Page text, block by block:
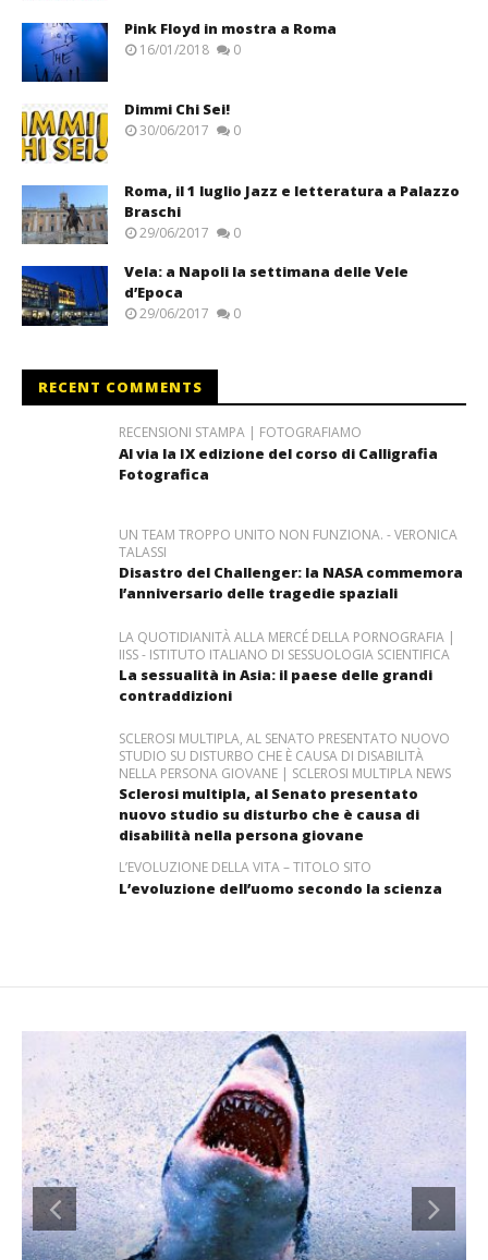
Pink Floyd in mostra a Roma
16/01/2018 0
Dimmi Chi Sei!
30/06/2017 0
Roma, il 1 luglio Jazz e letteratura a Palazzo
Braschi
29/06/2017 0
Vela: a Napoli la settimana delle Vele
d’Epoca
29/06/2017 0
RECENT COMMENTS
RECENSIONI STAMPA | FOTOGRAFIAMO
Al via la IX edizione del corso di Calligrafia
Fotografica
UN TEAM TROPPO UNITO NON FUNZIONA. - VERONICA
TALASSI
Disastro del Challenger: la NASA commemora
l’anniversario delle tragedie spaziali
LA QUOTIDIANITÀ ALLA MERCÉ DELLA PORNOGRAFIA |
IISS - ISTITUTO ITALIANO DI SESSUOLOGIA SCIENTIFICA
La sessualità in Asia: il paese delle grandi
contraddizioni
SCLEROSI MULTIPLA, AL SENATO PRESENTATO NUOVO
STUDIO SU DISTURBO CHE È CAUSA DI DISABILITÀ
NELLA PERSONA GIOVANE | SCLEROSI MULTIPLA NEWS
Sclerosi multipla, al Senato presentato
nuovo studio su disturbo che è causa di
disabilità nella persona giovane
L’EVOLUZIONE DELLA VITA – TITOLO SITO
L’evoluzione dell’uomo secondo la scienza